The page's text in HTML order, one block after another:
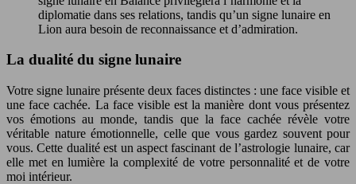
diplomatie dans ses relations, tandis qu’un signe lunaire en
Lion aura besoin de reconnaissance et d’admiration.
La dualité du signe lunaire
Votre signe lunaire présente deux faces distinctes : une face visible et
une face cachée. La face visible est la manière dont vous présentez
vos émotions au monde, tandis que la face cachée révèle votre
véritable nature émotionnelle, celle que vous gardez souvent pour
vous. Cette dualité est un aspect fascinant de l’astrologie lunaire, car
elle met en lumière la complexité de votre personnalité et de votre
moi intérieur.